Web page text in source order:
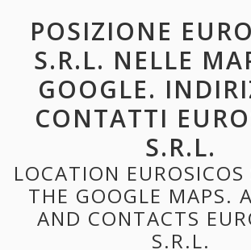
POSIZIONE
S.R.L. NELLE
GOOGLE.
CONTATTI
S.R.L.
LOCATION
THE GOOGLE MAPS.
AND CONTACTS
S.R.L.